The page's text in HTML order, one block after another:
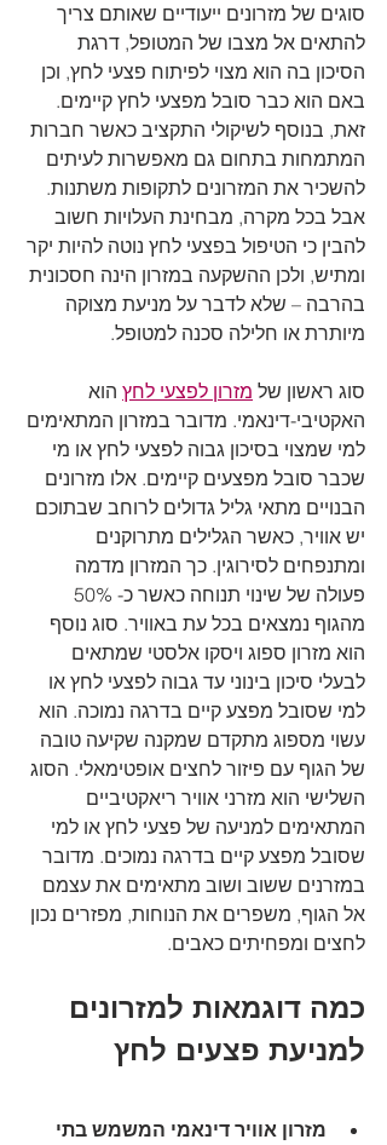
סוגים של מזרונים ייעודיים שאותם צריך
להתאים אל מצבו של המטופל, דרגת
הסיכון בה הוא מצוי לפיתוח פצעי לחץ, וכן
באם הוא כבר סובל מפצעי לחץ קיימים.
זאת, בנוסף לשיקולי התקציב כאשר חברות
המתמחות בתחום גם מאפשרות לעיתים
להשכיר את המזרונים לתקופות משתנות.
אבל בכל מקרה, מבחינת העלויות חשוב
להבין כי הטיפול בפצעי לחץ נוטה להיות יקר
ומתיש, ולכן ההשקעה במזרון הינה חסכונית
בהרבה – שלא לדבר על מניעת מצוקה
מיותרת או חלילה סכנה למטופל.
סוג ראשון של מזרון לפצעי לחץ הוא
האקטיבי-דינאמי. מדובר במזרון המתאימים
למי שמצוי בסיכון גבוה לפצעי לחץ או מי
שכבר סובל מפצעים קיימים. אלו מזרונים
הבנויים מתאי גליל גדולים לרוחב שבתוכם
יש אוויר, כאשר הגלילים מתרוקנים
ומתנפחים לסירוגין. כך המזרון מדמה
מהגוף נמצאים בכל עת באוויר. סוג נוסף
הוא מזרון ספוג ויסקו אלסטי שמתאים
לבעלי סיכון בינוני עד גבוה לפצעי לחץ או
למי שסובל מפצע קיים בדרגה נמוכה. הוא
עשוי מספוג מתקדם שמקנה שקיעה טובה
של הגוף עם פיזור לחצים אופטימאלי. הסוג
השלישי הוא מזרני אוויר ריאקטיביים
המתאימים למניעה של פצעי לחץ או למי
שסובל מפצע קיים בדרגה נמוכים. מדובר
במזרנים ששוב ושוב מתאימים את עצמם
אל הגוף, משפרים את הנוחות, מפזרים נכון
לחצים ומפחיתים כאבים.
כמה דוגמאות למזרונים
למניעת פצעים לחץ
מזרון אוויר דינאמי המשמש בתי